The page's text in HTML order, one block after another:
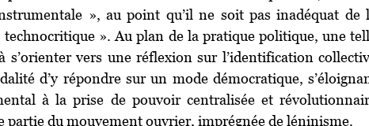
», au point qu’il ne soit pas inadéquat de
technocritique ». Au plan de la pratique politique, une
s’orienter vers une réflexion sur l’identification
d’y répondre sur un mode démocratique,
à la prise de pouvoir centralisée et
partie du mouvement ouvrier, imprégnée de léninisme.